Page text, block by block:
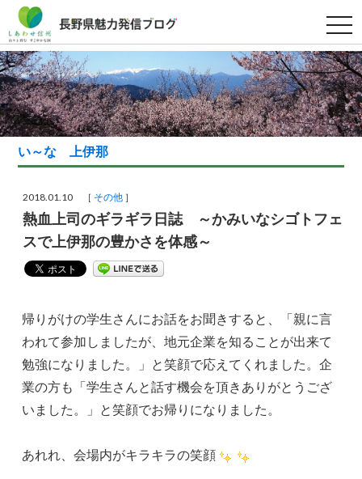
t
o
g
g
l
e
n
a
v
i
t
い～な 上伊那
2018.01.10 ［ その他 ］
熱血上司のギラギラ日誌 ～かみいなシゴトフェ
スで上伊那の豊かさを体感～
帰りがけの学生さんにお話をお聞きすると、「親に言
われて参加しましたが、地元企業を知ることが出来て
勉強になりました。」と笑顔で応えてくれました。企
業の方も「学生さんと話す機会を頂きありがとうござ
いました。」と笑顔でお帰りになりました。
あれれ、会場内がキラキラの笑顔